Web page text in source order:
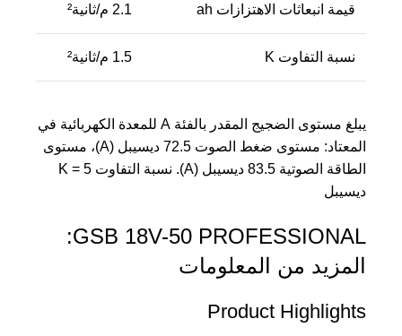
قيمة انبعاثات الاهتزازات ah 2.1 م/ثانية²
نسبة التفاوت K 1.5 م/ثانية²
يبلغ مستوى الضجيج المقدر بالفئة A للمعدة الكهربائية في
المعتاد: مستوى ضغط الصوت 72.5 ديسيبل (A)، مستوى
الطاقة الصوتية 83.5 ديسيبل (A). نسبة التفاوت K = 5
ديسيبل
GSB 18V-50 PROFESSIONAL:
المزيد من المعلومات
Product Highlights